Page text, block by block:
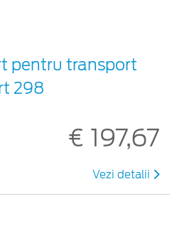
pentru transport
298
€ 197,67
Vezi detalii